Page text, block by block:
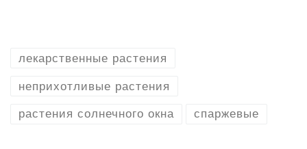
лекарственные растения
неприхотливые растения
растения солнечного окна спаржевые